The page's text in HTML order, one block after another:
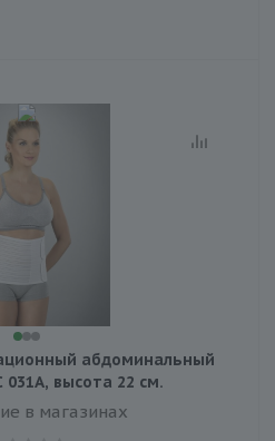
абдоминальный
высота 22 см.
в магазинах